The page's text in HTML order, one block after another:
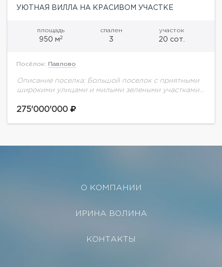
УЮТНАЯ ВИЛЛА НА КРАСИВОМ УЧАСТКЕ
площадь
950 м2
спален
3
участок
20 сот.
Посёлок: Павлово
Описание поселка: Большой поселок с приятными
широкими улицами и милыми зелеными участками.
фитнес-центр, торгово-развлекательный комплекс,
275'000'000
О КОМПАНИИ
ИРИНА ВОЛИНА
КОНТАКТЫ